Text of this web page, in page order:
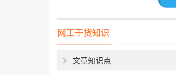
网工干货知识
文章知识点